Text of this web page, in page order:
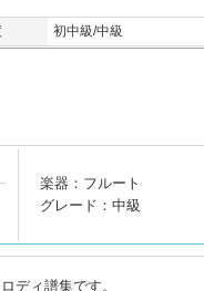
初中級/中級
楽器：フルート
グレード：中級
ディ譜集です。